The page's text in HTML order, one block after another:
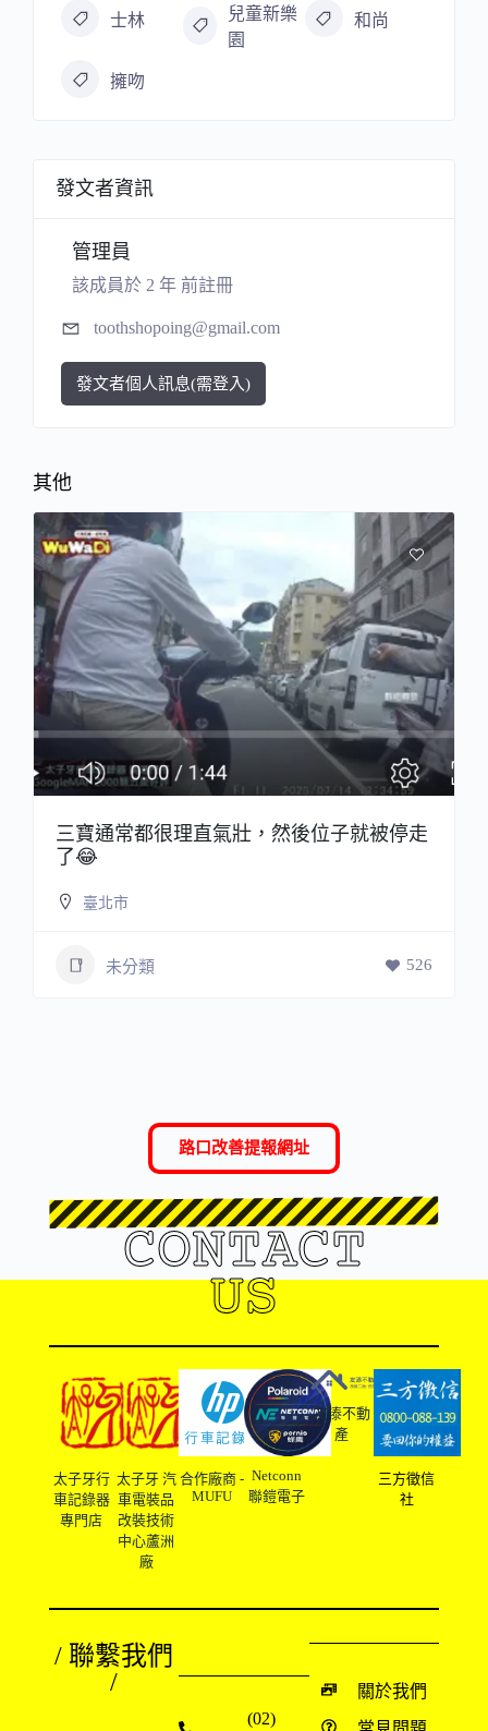
士林
兒童新樂
園
和尚
擁吻
發文者資訊
管理員
該成員於 2 年 前註冊
toothshopoing@gmail.com
發文者個人訊息(需登入)
其他
三寶通常都很理直氣壯，然後位子就被停走
了😂
臺北市
未分類 526
路口改善提報網址
CONTACT
US
太子牙行
車記錄器
專門店
太子牙 汽
車電裝品
改裝技術
中心蘆洲
廠
合作廠商 -
MUFU
Netconn
聯鎧電子
友溙不動
產
三方徵信
社
/ 聯繫我們
/
(02)
關於我們